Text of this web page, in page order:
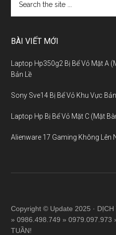
BÀI VIẾT MỚI
Laptop Hp350g2 Bị Bể Vỏ Mặt A
Bản Lề
Sony Sve14 Bị Bể Vỏ Khu Vực
Laptop Hp Bị Bể Vỏ Mặt C (Mặt
Alienware 17 Gaming Không Lên
Copyright © Update 2025 · DỊCH
» 0986.498.749 » 0979.097.973
TUẦN!